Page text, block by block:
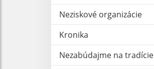
Neziskové organizácie
Kronika
Nezabúdajme na tradície